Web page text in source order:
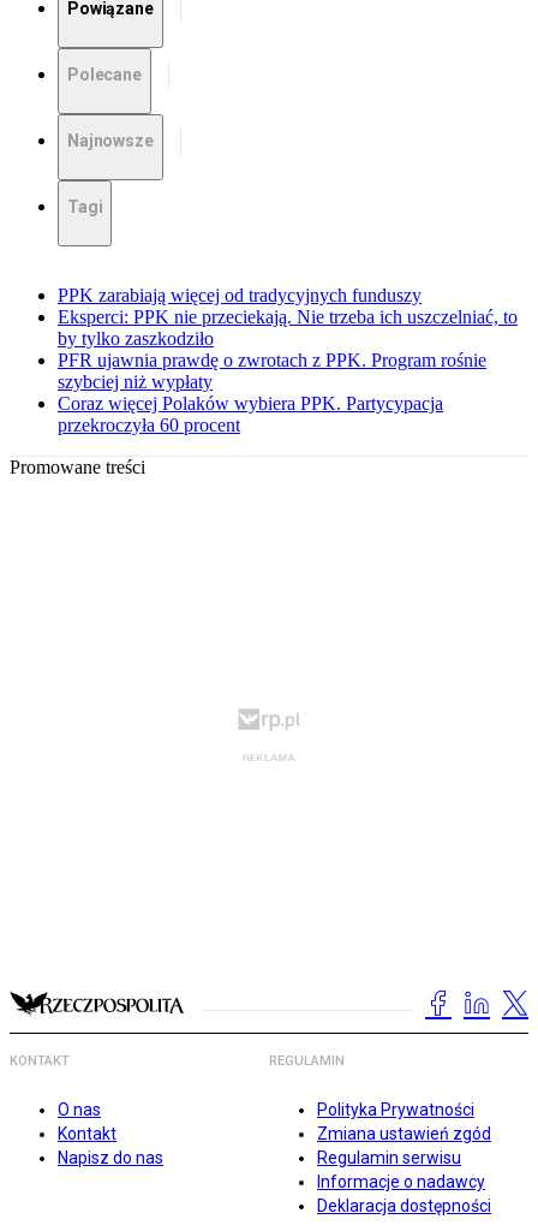
Powiązane
Polecane
Najnowsze
Tagi
PPK zarabiają więcej od tradycyjnych funduszy
Eksperci: PPK nie przeciekają. Nie trzeba ich uszczelniać, to
by tylko zaszkodziło
PFR ujawnia prawdę o zwrotach z PPK. Program rośnie
szybciej niż wypłaty
Coraz więcej Polaków wybiera PPK. Partycypacja
przekroczyła 60 procent
Promowane treści
KONTAKT
O nas
Kontakt
Napisz do nas
REGULAMIN
Polityka Prywatności
Zmiana ustawień zgód
Regulamin serwisu
Informacje o nadawcy
Deklaracja dostępności